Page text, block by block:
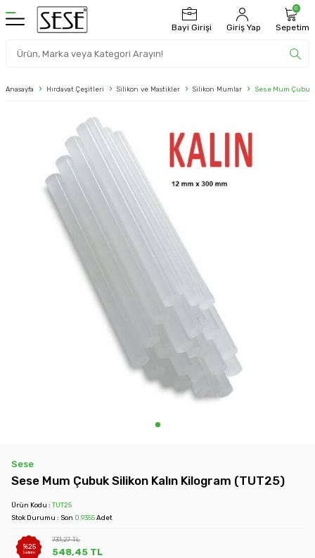
Bayi Girişi Giriş Yap
0
Sepetim
Anasayfa Hırdavat Çeşitleri Silikon ve Mastikler Silikon Mumlar Sese Mum Çubuk
Sese
Sese Mum Çubuk Silikon Kalın Kilogram (TUT25)
Ürün Kodu : TUT25
Stok Durumu : Son 0.9355Adet
%25
İndirim
731,27TL
548,45 TL